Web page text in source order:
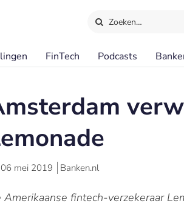
Zoeken…
FinTech Podcasts
06 mei 2019 Banken.nl
Amerikaanse fintech-verzekeraar